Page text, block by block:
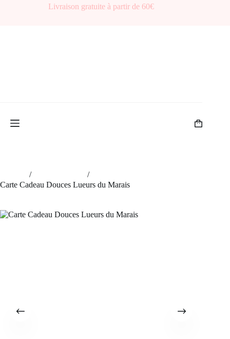
Livraison gratuite à partir de 60€
Panier
/
/
Carte Cadeau Douces Lueurs du Marais